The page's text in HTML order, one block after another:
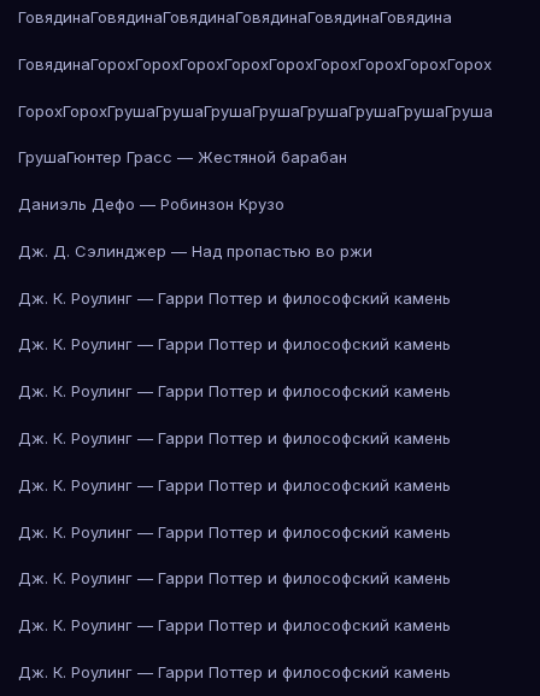
ГовядинаГовядинаГовядинаГовядинаГовядинаГовядина
ГовядинаГорохГорохГорохГорохГорохГорохГорохГорохГорох
ГорохГорохГрушаГрушаГрушаГрушаГрушаГрушаГрушаГруша
ГрушаГюнтер Грасс — Жестяной барабан
Даниэль Дефо — Робинзон Крузо
Дж. Д. Сэлинджер — Над пропастью во ржи
Дж. К. Роулинг — Гарри Поттер и философский камень
Дж. К. Роулинг — Гарри Поттер и философский камень
Дж. К. Роулинг — Гарри Поттер и философский камень
Дж. К. Роулинг — Гарри Поттер и философский камень
Дж. К. Роулинг — Гарри Поттер и философский камень
Дж. К. Роулинг — Гарри Поттер и философский камень
Дж. К. Роулинг — Гарри Поттер и философский камень
Дж. К. Роулинг — Гарри Поттер и философский камень
Дж. К. Роулинг — Гарри Поттер и философский камень